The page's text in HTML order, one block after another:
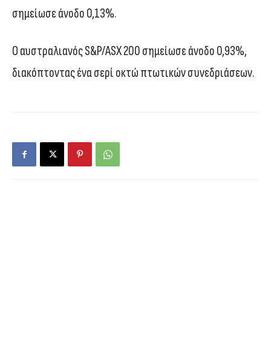
σημείωσε άνοδο 0,13%.
Ο αυστραλιανός S&P/ASX 200 σημείωσε άνοδο 0,93%,
διακόπτοντας ένα σερί οκτώ πτωτικών συνεδριάσεων.